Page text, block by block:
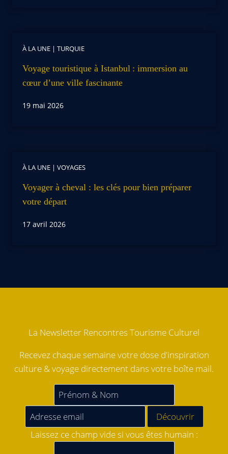
À LA UNE | TURQUIE
Voyage touristique à Istanbul : immersion au
cœur d’une ville fascinante
19 mai 2026
À LA UNE | VOYAGES
Voyager à cheval : les clés pour bien préparer
votre départ
17 avril 2026
La Newsletter Rencontres Tourisme Culturel
Recevez chaque semaine votre dose d'inspiration
culture & voyage directement dans votre boîte mail.
Laissez ce champ vide si vous êtes humain :